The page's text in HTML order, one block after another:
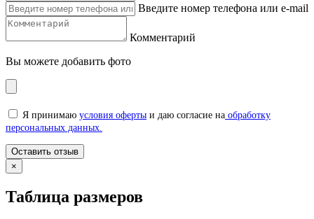
Введите номер телефона или e-mail
Комментарий
Вы можете добавить фото
Я принимаю условия оферты и даю согласие на обработку
персональных данных.
×
Таблица размеров